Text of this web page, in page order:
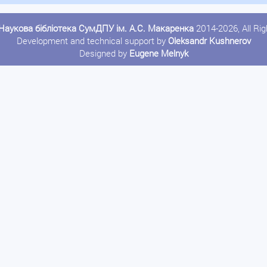
бібліотека СумДПУ ім. А.С. Макаренка 2014-2026, All
Development and technical support by Oleksandr Kushnerov
Designed by Eugene Melnyk